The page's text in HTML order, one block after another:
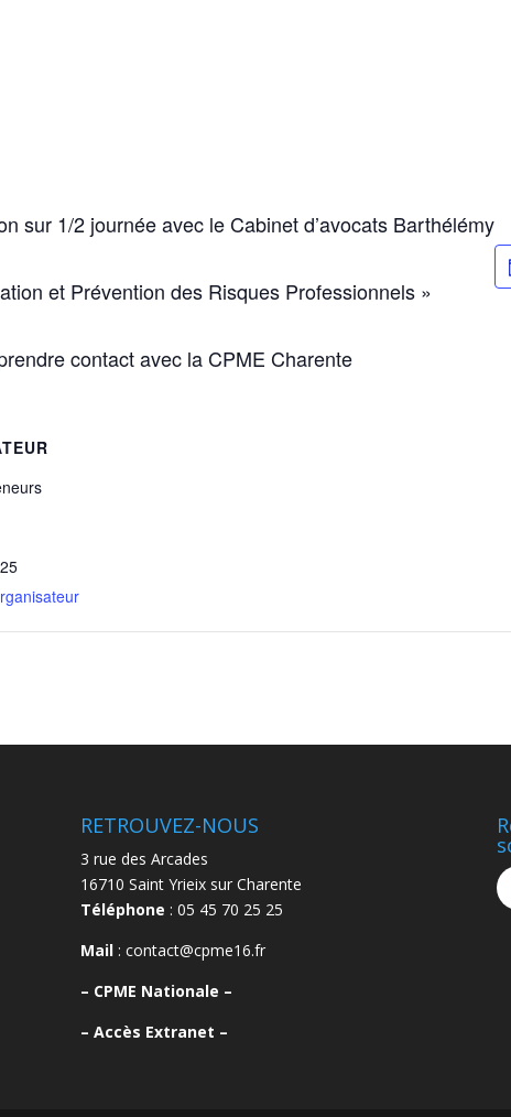
sur 1/2 journée avec le Cabinet d’avocats Barthélémy
et Prévention des Risques Professionnels »
contact avec la CPME Charente
RETROUVEZ-NOUS
3 rue des Arcades
16710 Saint Yrieix sur Charente
Téléphone : 05 45 70 25 25
Mail: contact@cpme16.fr
– CPME Nationale –
– Accès Extranet –